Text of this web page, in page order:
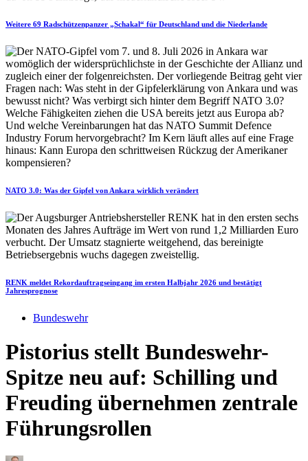
Weitere 69 Radschützenpanzer „Schakal“ für Deutschland und die Niederlande
NATO 3.0: Was der Gipfel von Ankara wirklich verändert
RENK meldet Rekordauftragseingang im ersten Halbjahr 2026 und bestätigt
Jahresprognose
Bundeswehr
Pistorius stellt Bundeswehr-
Spitze neu auf: Schilling und
Freuding übernehmen zentrale
Führungsrollen